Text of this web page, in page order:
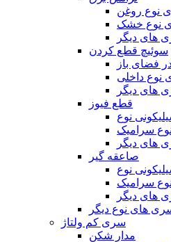
نوع روغن
نوع خشک
های دیگر
سوئیچ قطع کردن
فضای باز
نوع داخلی
های دیگر
قطع فیوز
نوع
سرامیک
های دیگر
صاعقه گیر
نوع
سرامیک
های دیگر
های نوع دیگر
سری کم ولتاژ
مدار شکن